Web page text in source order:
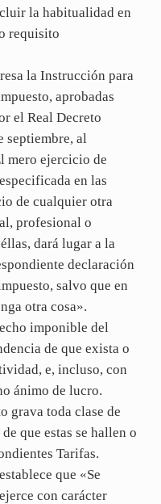
la habitualidad en
requisito
la Instrucción para
aprobadas
el Real Decreto
septiembre, al
mero ejercicio de
en las
de cualquier otra
profesional o
dará lugar a la
declaración
salvo que en
otra cosa».
imponible del
de que exista o
e, incluso, con
ánimo de lucro.
grava toda clase de
que estas se hallen o
Tarifas.
que «Se
con carácter